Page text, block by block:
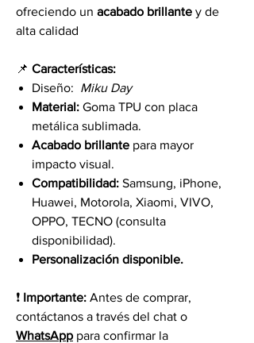
ofreciendo un acabado brillante y de
alta calidad
📌 Características:
Diseño: Miku Day
Material: Goma TPU con placa
metálica sublimada.
Acabado brillante para mayor
impacto visual.
Compatibilidad: Samsung, iPhone,
Huawei, Motorola, Xiaomi, VIVO,
OPPO, TECNO (consulta
disponibilidad).
Personalización disponible.
❗ Importante: Antes de comprar,
contáctanos a través del chat o
WhatsApp para confirmar la